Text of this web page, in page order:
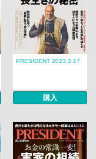
PRESIDENT 2023.2.17
購入